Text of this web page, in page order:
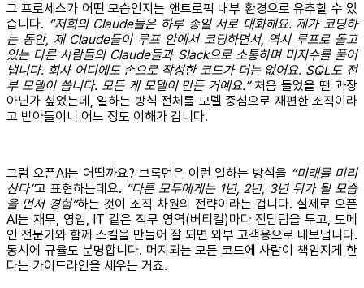
그 프로세스가 어떤 모습인지는 앤트로픽 내부 환경으로 유추할 수 있
습니다. “저희의 Claude들은 하루 종일 서로 대화해요. 제가 코딩하
는 동안, 제 Claude들이 루프 안에서 코딩하면서, 역시 루프로 돌고
있는 다른 사람들의 Claude들과 Slack으로 소통하며 미지수를 풀어
냅니다. 회사 어디에도 손으로 작성한 코드가 더는 없어요. SQL도 전
부 모델이 씁니다. 모든 게 모델이 만든 거예요.”처음 들었을 땐 과장
아닌가 싶었는데, 일하는 방식 전체를 모델 중심으로 재편한 조직이라
고 받아들이니 어느 정도 이해가 갑니다.
그럼 오픈AI는 어떨까요? 브록먼은 이런 일하는 방식을 “미래를 미리
산다”고 표현하는데요. “다른 모두에게는 1년, 2년, 3년 뒤가 될 모습
을 먼저 경험”하는 것이 조직 차원의 전략이라는 겁니다. 실제로 오픈
AI는 재무, 영업, IT 같은 직무 영역(버티컬)마다 전담팀을 두고, 도메
인 전문가와 함께 스킬을 만들어 잘 되면 외부 고객용으로 내보냅니다.
동시에 규율도 분명합니다. 머지되는 모든 코드에 사람이 책임지게 한
다는 가이드라인을 세우는 거죠.